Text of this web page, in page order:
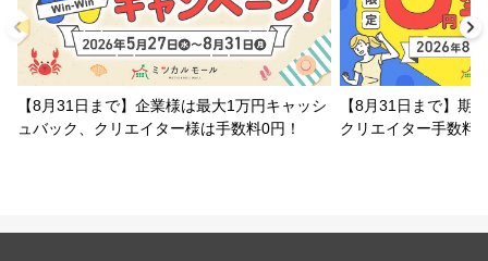
【8月31日まで】企業様は最大1万円キャッシ
ュバック、クリエイター様は手数料0円！
【8月31日まで】期
クリエイター手数料